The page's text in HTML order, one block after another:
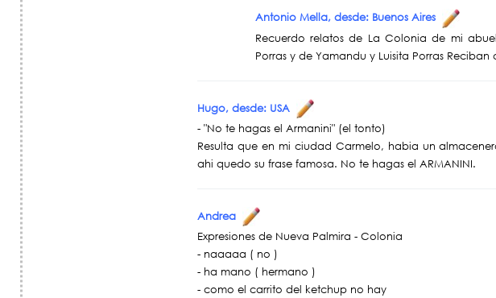
Antonio Mella, desde: Buenos Aires
Recuerdo relatos de La Colonia de mi
Porras y de Yamandu y Luisita Porras
Hugo, desde: USA
- "No te hagas el Armanini" (el tonto)
Resulta que en mi ciudad Carmelo, habia un
ahi quedo su frase famosa. No te hagas el ARMANINI.
Andrea
Expresiones de Nueva Palmira - Colonia
- naaaaa ( no )
- ha mano ( hermano )
- como el carrito del ketchup no hay